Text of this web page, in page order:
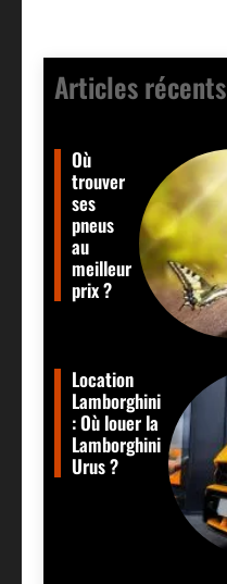
Articles récents​
Où
trouver
ses
pneus
au
meilleur
prix ?
Location
Lamborghini
: Où louer la
Lamborghini
Urus ?